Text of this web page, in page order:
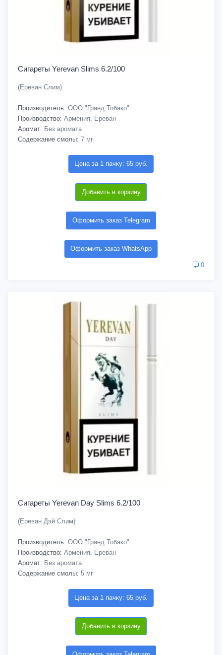
Сигареты Yerevan Slims 6.2/100
(Ереван Слим)
Производитель: ООО "Гранд Тобако"
Производство: Армения, Ереван
Аромат: Без аромата
Содержание смолы: 7 мг
Цена за 1 пачку: 65 руб.
Добавить в корзину
Оформить заказ Telegram
Оформить заказ WhatsApp
0
Сигареты Yerevan Day Slims 6.2/100
(Ереван Дэй Слим)
Производитель: ООО "Гранд Тобако"
Производство: Армения, Ереван
Аромат: Без аромата
Содержание смолы: 5 мг
Цена за 1 пачку: 65 руб.
Добавить в корзину